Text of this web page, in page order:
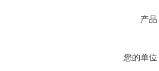
产品
您的单位